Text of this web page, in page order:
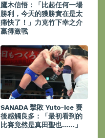
鷹木信悟：「比起任何一場
勝利，今天的獲勝實在是太
痛快了！」力克竹下幸之介
贏得激戰
SANADA 擊敗 Yuto-Ice 賽
後感觸良多：「最初看到的
比賽竟然是真田聖也……」